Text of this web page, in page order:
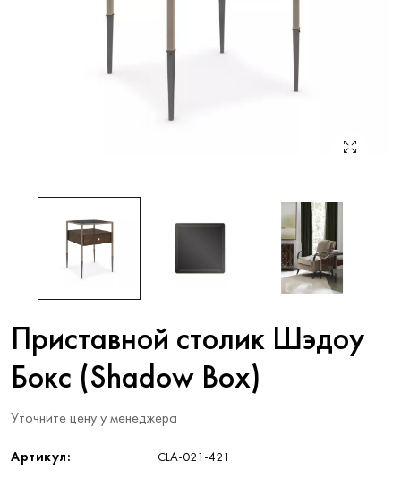
Приставной столик Шэдоу
Бокс (Shadow Box)
Уточните цену у менеджера
Артикул: CLA-021-421